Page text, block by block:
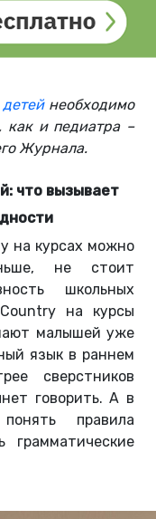
необходимо
как и педиатра –
Журнала.
что вызывает
на курсах можно
не стоит
школьных
на курсы
малышей уже
язык в раннем
сверстников
говорить. А в
правила
грамматические